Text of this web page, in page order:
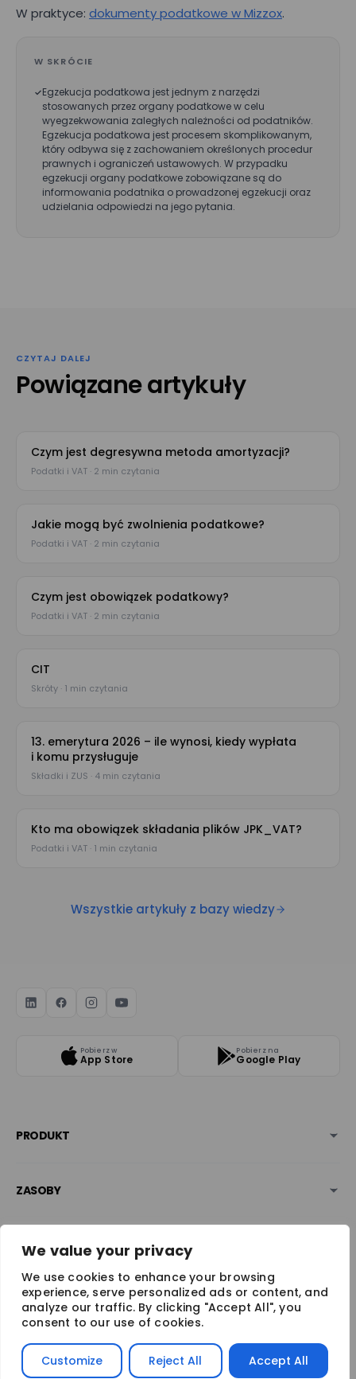
We value your privacy
We use cookies to enhance your browsing
experience, serve personalized ads or content, and
analyze our traffic. By clicking "Accept All", you
consent to our use of cookies.
Customize Reject All Accept All
W praktyce: dokumenty podatkowe w Mizzox.
W SKRÓCIE
Egzekucja podatkowa jest jednym z narzędzi
stosowanych przez organy podatkowe w celu
wyegzekwowania zaległych należności od podatników.
Egzekucja podatkowa jest procesem skomplikowanym,
który odbywa się z zachowaniem określonych procedur
prawnych i ograniczeń ustawowych. W przypadku
egzekucji organy podatkowe zobowiązane są do
informowania podatnika o prowadzonej egzekucji oraz
udzielania odpowiedzi na jego pytania.
CZYTAJ DALEJ
Powiązane artykuły
Czym jest degresywna metoda amortyzacji?
Podatki i VAT · 2 min czytania
Jakie mogą być zwolnienia podatkowe?
Podatki i VAT · 2 min czytania
Czym jest obowiązek podatkowy?
Podatki i VAT · 2 min czytania
CIT
Skróty · 1 min czytania
13. emerytura 2026 – ile wynosi, kiedy wypłata
i komu przysługuje
Składki i ZUS · 4 min czytania
Kto ma obowiązek składania plików JPK_VAT?
Podatki i VAT · 1 min czytania
Wszystkie artykuły z bazy wiedzy
Wyrażam zgodę na przetwarzanie moich danych osobowych
podanych w powyższym formularzu przez Mizzox S.A. w celu
kontaktu w sprawie umówienia spotkania lub
przeprowadzenia prezentacji projektu. Zgoda jest dobrowolna
i może być w każdej chwili cofnięta poprzez kontakt z
administratorem danych osobowych.
Pobierz w
App Store
Pobierz na
Google Play
PRODUKT
ZASOBY
BEZPIECZEŃSTWO & NAGRODY
Copyright © 2026 Mizzox S.A. Wszelkie prawa zastrzeżone.
Polityka prywatności Polityka cookies Regulamin serwisu